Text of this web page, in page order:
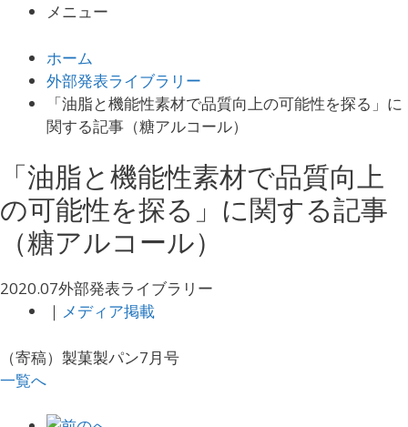
メニュー
ホーム
外部発表ライブラリー
「油脂と機能性素材で品質向上の可能性を探る」に
関する記事（糖アルコール）
「油脂と機能性素材で品質向上
の可能性を探る」に関する記事
（糖アルコール）
2020.07外部発表ライブラリー
｜ メディア掲載
（寄稿）製菓製パン7月号
一覧へ